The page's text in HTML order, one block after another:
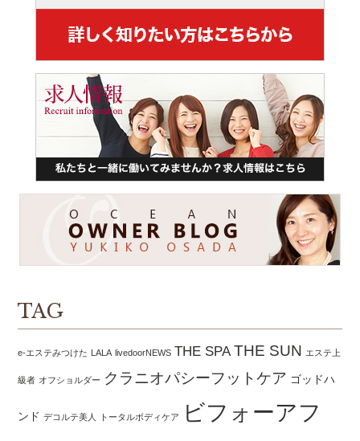
TAG
e-エステみつけた LALA livedoorNEWS THE SPA THE SUN エステ上
級者 オフショルダー クラニオパシーフットケア ゴッドハ
ンド デコルテ美人 トータルボディケア
ビフォーアフ